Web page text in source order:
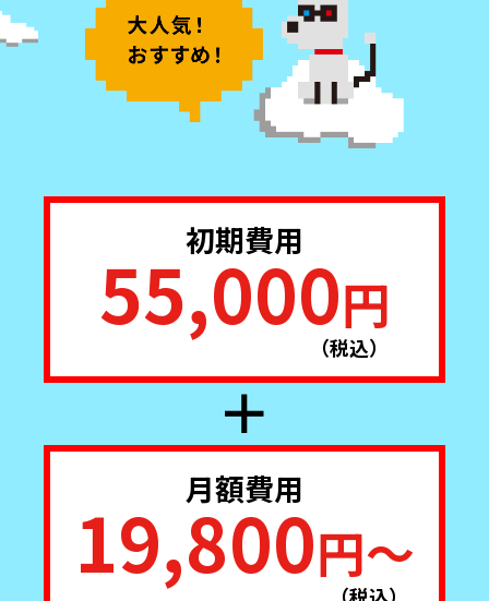
初期費用
55,000円
（税込）
＋
月額費用
19,800円〜
（税込）